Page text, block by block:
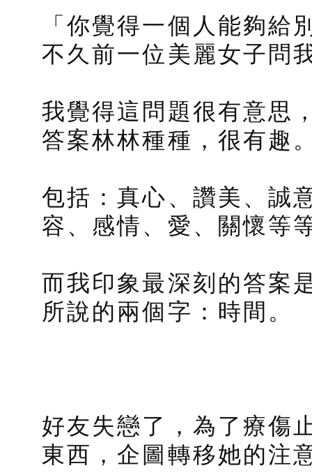
「你覺得一個人能夠
不久前一位美麗女子問
我覺得這問題很有意思
答案林林種種，很有趣
包括：真心、讚美、誠
容、感情、愛、關懷等
而我印象最深刻的答案
所說的兩個字：時間。
好友失戀了，為了療傷
東西，企圖轉移她的注